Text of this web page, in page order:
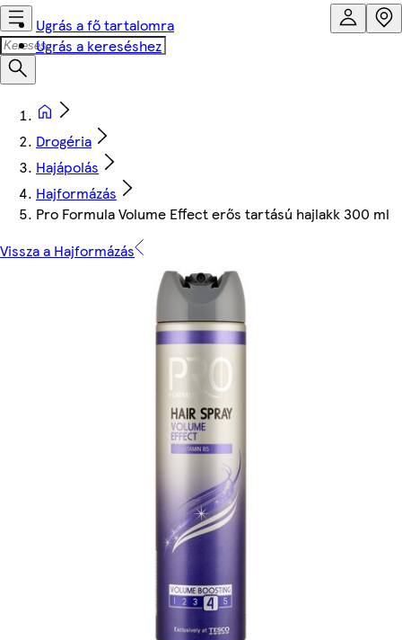
Ugrás a fő tartalomra
Ugrás a kereséshez
Drogéria
Hajápolás
Hajformázás
Pro Formula Volume Effect erős tartású hajlakk 300 ml
Vissza a Hajformázás